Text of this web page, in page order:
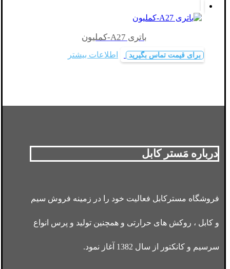
باتری A27-کملیون
برای قیمت تماس بگیرید اطلاعات بیشتر
درباره مَستر کابل
فروشگاه مسترکابل فعالیت خود را در زمینه فروش سیم
و کابل ، روکش های حرارتی و همچنین تولید و پرس انواع
سرسیم و کانکتور از سال 1382 آغاز نمود.